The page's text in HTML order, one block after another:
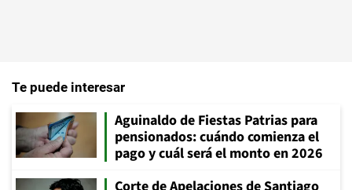
Te puede interesar
Aguinaldo de Fiestas Patrias para
pensionados: cuándo comienza el
pago y cuál será el monto en 2026